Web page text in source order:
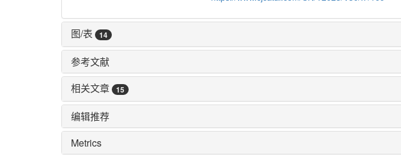
图/表 14
参考文献
相关文章
15
编辑推荐
Metrics